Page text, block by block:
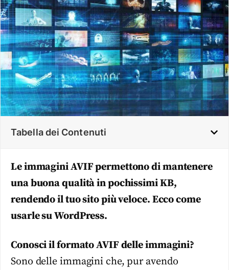
Tabella dei Contenuti
Le immagini AVIF permettono di mantenere
una buona qualità in pochissimi KB,
rendendo il tuo sito più veloce. Ecco come
usarle su WordPress.
Conosci il formato AVIF delle immagini?
Sono delle immagini che, pur avendo